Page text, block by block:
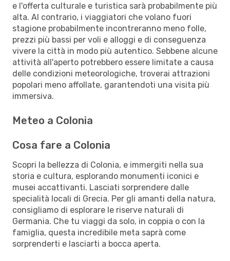
e l'offerta culturale e turistica sarà probabilmente più
alta. Al contrario, i viaggiatori che volano fuori
stagione probabilmente incontreranno meno folle,
prezzi più bassi per voli e alloggi e di conseguenza
vivere la città in modo più autentico. Sebbene alcune
attività all'aperto potrebbero essere limitate a causa
delle condizioni meteorologiche, troverai attrazioni
popolari meno affollate, garantendoti una visita più
immersiva.
Meteo a Colonia
Cosa fare a Colonia
Scopri la bellezza di Colonia, e immergiti nella sua
storia e cultura, esplorando monumenti iconici e
musei accattivanti. Lasciati sorprendere dalle
specialità locali di Grecia. Per gli amanti della natura,
consigliamo di esplorare le riserve naturali di
Germania. Che tu viaggi da solo, in coppia o con la
famiglia, questa incredibile meta saprà come
sorprenderti e lasciarti a bocca aperta.